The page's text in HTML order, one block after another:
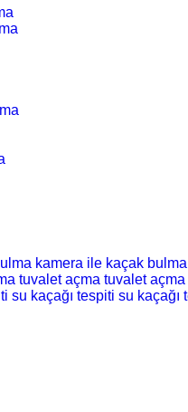
kamera ile kaçak bulma
tuvalet açma tuvalet açma
su kaçağı tespiti su kaçağı